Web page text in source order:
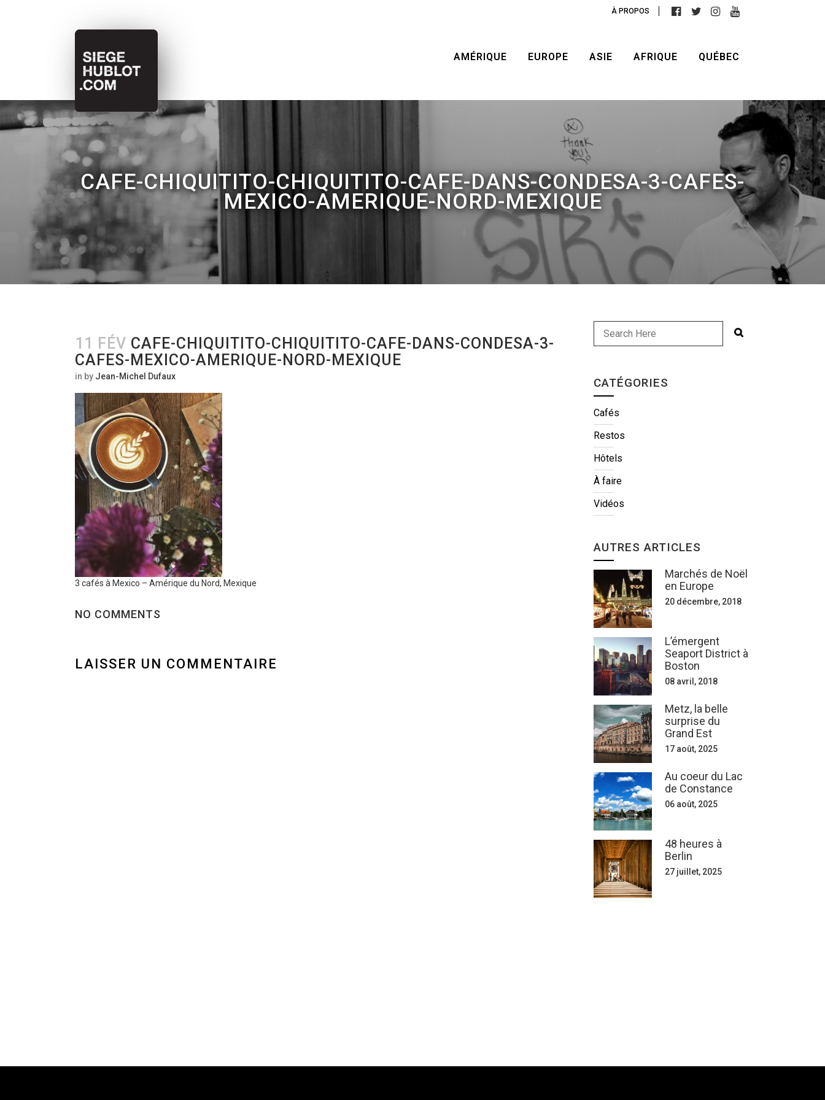
À PROPOS
AMÉRIQUE EUROPE ASIE AFRIQUE QUÉBEC
CAFE-CHIQUITITO-CHIQUITITO-CAFE-DANS-CONDESA-3-CAFES-
MEXICO-AMERIQUE-NORD-MEXIQUE
11 FÉV CAFE-CHIQUITITO-CHIQUITITO-CAFE-DANS-CONDESA-3-
CAFES-MEXICO-AMERIQUE-NORD-MEXIQUE
in by Jean-Michel Dufaux
3 cafés à Mexico – Amérique du Nord, Mexique
NO COMMENTS
LAISSER UN COMMENTAIRE
CATÉGORIES
Cafés
Restos
Hôtels
À faire
Vidéos
AUTRES ARTICLES
Marchés de Noël
en Europe
20 décembre, 2018
L’émergent
Seaport District à
Boston
08 avril, 2018
Metz, la belle
surprise du
Grand Est
17 août, 2025
Au coeur du Lac
de Constance
06 août, 2025
48 heures à
Berlin
27 juillet, 2025